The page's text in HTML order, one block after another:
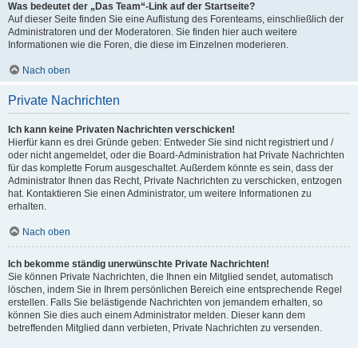
Was bedeutet der „Das Team“-Link auf der Startseite?
Auf dieser Seite finden Sie eine Auflistung des Forenteams, einschließlich der
Administratoren und der Moderatoren. Sie finden hier auch weitere
Informationen wie die Foren, die diese im Einzelnen moderieren.
Nach oben
Private Nachrichten
Ich kann keine Privaten Nachrichten verschicken!
Hierfür kann es drei Gründe geben: Entweder Sie sind nicht registriert und /
oder nicht angemeldet, oder die Board-Administration hat Private Nachrichten
für das komplette Forum ausgeschaltet. Außerdem könnte es sein, dass der
Administrator Ihnen das Recht, Private Nachrichten zu verschicken, entzogen
hat. Kontaktieren Sie einen Administrator, um weitere Informationen zu
erhalten.
Nach oben
Ich bekomme ständig unerwünschte Private Nachrichten!
Sie können Private Nachrichten, die Ihnen ein Mitglied sendet, automatisch
löschen, indem Sie in Ihrem persönlichen Bereich eine entsprechende Regel
erstellen. Falls Sie belästigende Nachrichten von jemandem erhalten, so
können Sie dies auch einem Administrator melden. Dieser kann dem
betreffenden Mitglied dann verbieten, Private Nachrichten zu versenden.